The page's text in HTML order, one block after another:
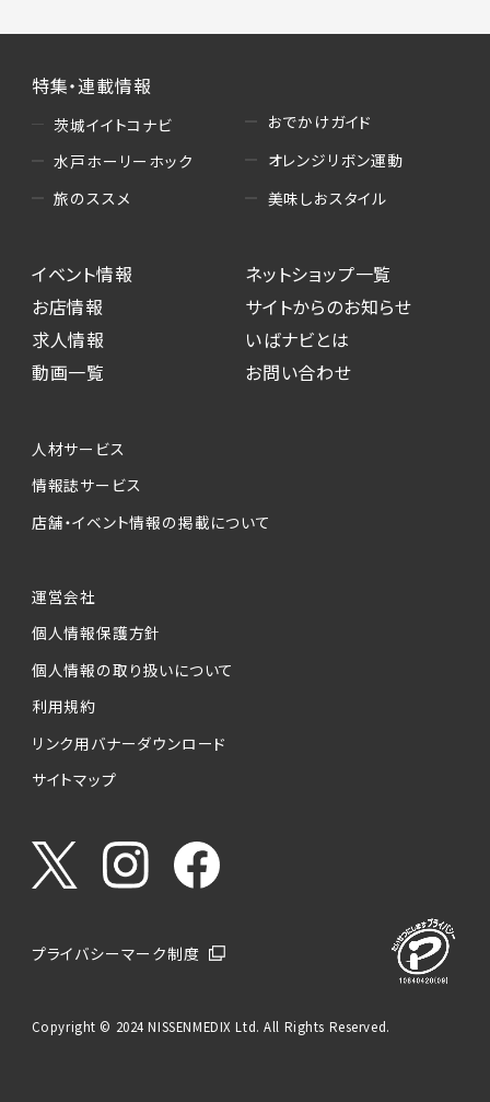
特集・連載情報
茨城イイトコナビ
水戸ホーリーホック
旅のススメ
おでかけガイド
オレンジリボン運動
美味しおスタイル
イベント情報
お店情報
求人情報
動画一覧
ネットショップ一覧
サイトからのお知らせ
いばナビとは
お問い合わせ
人材サービス
情報誌サービス
店舗・イベント情報の掲載について
運営会社
個人情報保護方針
個人情報の取り扱いについて
利用規約
リンク用バナーダウンロード
サイトマップ
プライバシーマーク制度
Copyright © 2024 NISSENMEDIX Ltd. All Rights Reserved.